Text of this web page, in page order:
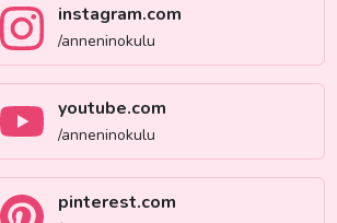
instagram.com
/anneninokulu
youtube.com
/anneninokulu
pinterest.com